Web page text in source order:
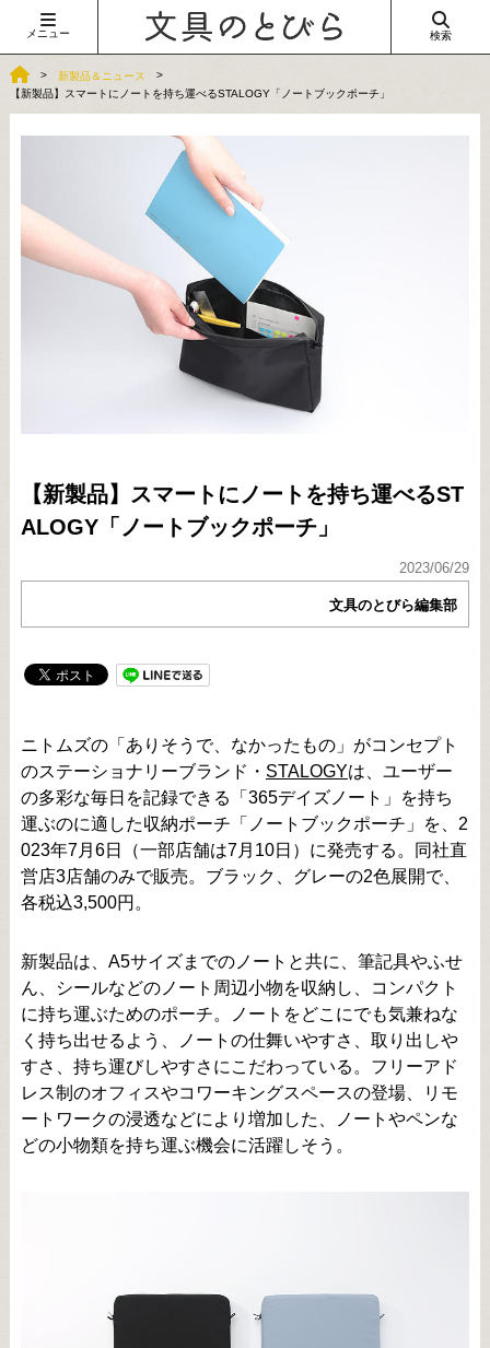
メニュー 検索
新製品＆ニュース
【新製品】スマートにノートを持ち運べるSTALOGY「ノートブックポーチ」
【新製品】スマートにノートを持ち運べるST
ALOGY「ノートブックポーチ」
2023/06/29
文具のとびら編集部
ニトムズの「ありそうで、なかったもの」がコンセプト
のステーショナリーブランド・ STALOGYは、ユーザー
の多彩な毎日を記録できる「365デイズノート」を持ち
運ぶのに適した収納ポーチ「ノートブックポーチ」を、2
023年7月6日（一部店舗は7月10日）に発売する。同社直
営店3店舗のみで販売。ブラック、グレーの2色展開で、
各税込3,500円。
新製品は、A5サイズまでのノートと共に、筆記具やふせ
ん、シールなどのノート周辺小物を収納し、コンパクト
に持ち運ぶためのポーチ。ノートをどこにでも気兼ねな
く持ち出せるよう、ノートの仕舞いやすさ、取り出しや
すさ、持ち運びしやすさにこだわっている。フリーアド
レス制のオフィスやコワーキングスペースの登場、リモ
ートワークの浸透などにより増加した、ノートやペンな
どの小物類を持ち運ぶ機会に活躍しそう。